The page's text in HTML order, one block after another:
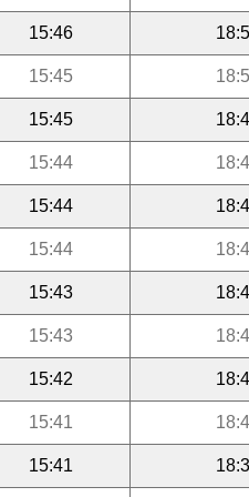
15:46
15:45
15:45
15:44
15:44
15:44
15:43
15:43
15:42
15:41
15:41